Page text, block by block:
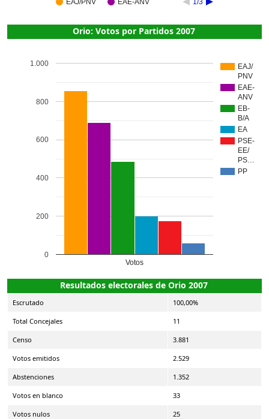
EAJ/PNV EAE-ANV 1/3
Orio: Votos por Partidos 2007
EAJ/
PNV
EAE-
ANV
EB-
B/A
EA
PSE-
EE/
PS…
PP
Votos
0
200
400
600
800
1.000
Resultados electorales de Orio 2007
Escrutado 100,00%
Total Concejales 11
Censo 3.881
Votos emitidos 2.529
Abstenciones 1.352
Votos en blanco 33
Votos nulos 25